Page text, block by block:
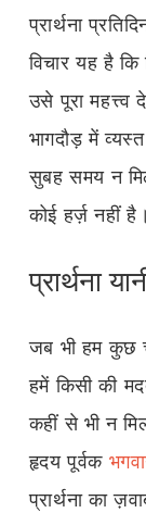
प्रार्थना
विचार यह है
उसे पूरा
भागदौड़ में
सुबह समय न
कोई हर्ज़ नहीं है।
प्रार्थना
जब भी हम कुछ
हमें किसी की
कहीं से भी न
हृदय पूर्वक
प्रार्थना का